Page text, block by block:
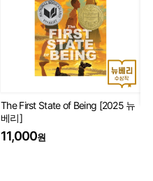
The First State of Being [2025 뉴
베리]
11,000원